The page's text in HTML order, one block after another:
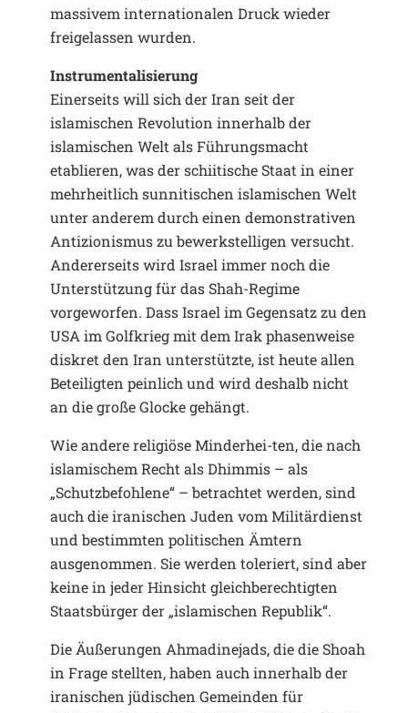
massivem internationalen Druck wieder
freigelassen wurden.
Instrumentalisierung
Einerseits will sich der Iran seit der
islamischen Revolution innerhalb der
islamischen Welt als Führungsmacht
etablieren, was der schiitische Staat in einer
mehrheitlich sunnitischen islamischen Welt
unter anderem durch einen demonstrativen
Antizionismus zu bewerkstelligen versucht.
Andererseits wird Israel immer noch die
Unterstützung für das Shah-Regime
vorgeworfen. Dass Israel im Gegensatz zu den
USA im Golfkrieg mit dem Irak phasenweise
diskret den Iran unterstützte, ist heute allen
Beteiligten peinlich und wird deshalb nicht
an die große Glocke gehängt.
Wie andere religiöse Minderhei-ten, die nach
islamischem Recht als Dhimmis – als
„Schutzbefohlene“ – betrachtet werden, sind
auch die iranischen Juden vom Militärdienst
und bestimmten politischen Ämtern
ausgenommen. Sie werden toleriert, sind aber
keine in jeder Hinsicht gleichberechtigten
Staatsbürger der „islamischen Republik“.
Die Äußerungen Ahmadinejads, die die Shoah
in Frage stellten, haben auch innerhalb der
iranischen jüdischen Gemeinden für